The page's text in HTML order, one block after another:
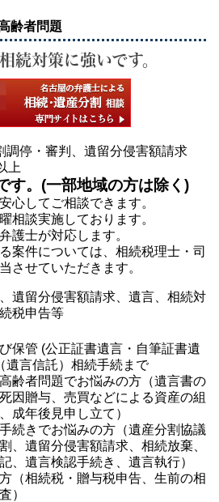
齢者問題
続対策に強いです。
調停・審判、遺留分侵害額請求
上
す。(一部地域の方は除く)
心してご相談できます。
相談実施しております。
護士が対応します。
案件については、相続税理士・司
させていただきます。
遺留分侵害額請求、遺言、相続対
税申告等
保管 (公正証書遺言・自筆証書遺
遺言信託）相続手続まで
齢者問題でお悩みの方（遺言書の
因贈与、売買などによる資産の組
成年後見申し立て）
続きでお悩みの方（遺産分割協議
、遺留分侵害額請求、相続放棄、
、遺言検認手続き、遺言執行）
（相続税・贈与税申告、生前の相
）